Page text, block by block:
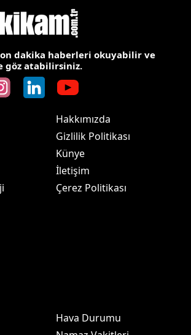
dakika haberleri okuyabilir ve
göz atabilirsiniz.
Hakkımızda
Gizlilik Politikası
Künye
İletişim
Çerez Politikası
Hava Durumu